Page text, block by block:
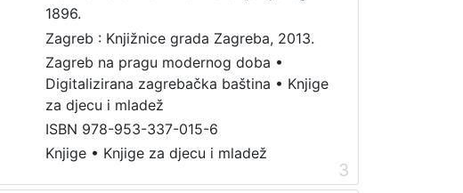
1896.
Zagreb : Knjižnice grada Zagreba, 2013.
Zagreb na pragu modernog doba •
Digitalizirana zagrebačka baština • Knjige
za djecu i mladež
ISBN 978-953-337-015-6
Knjige• Knjige za djecu i mladež
3